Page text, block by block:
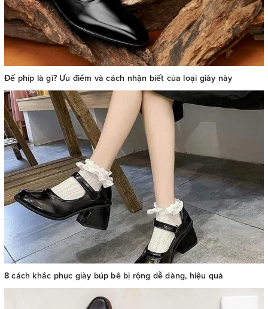
Đế phíp là gì? Ưu điểm và cách nhận biết của loại giày này
8 cách khắc phục giày búp bê bị rộng dễ dàng, hiệu quả